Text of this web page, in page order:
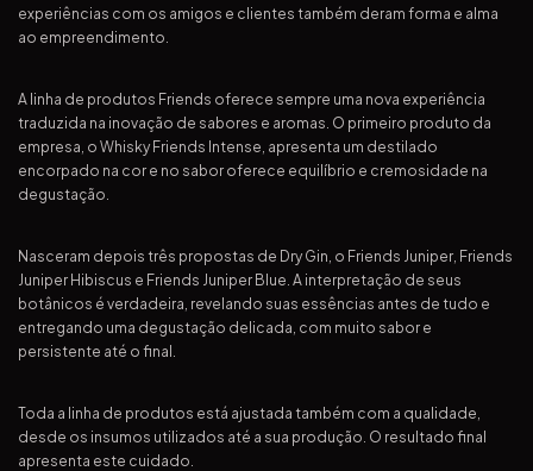
experiências com os amigos e clientes também deram forma e alma
ao empreendimento.
A linha de produtos Friends oferece sempre uma nova experiência
traduzida na inovação de sabores e aromas. O primeiro produto da
empresa, o Whisky Friends Intense, apresenta um destilado
encorpado na cor e no sabor oferece equilíbrio e cremosidade na
degustação.
Nasceram depois três propostas de Dry Gin, o Friends Juniper, Friends
Juniper Hibiscus e Friends Juniper Blue. A interpretação de seus
botânicos é verdadeira, revelando suas essências antes de tudo e
entregando uma degustação delicada, com muito sabor e
persistente até o final.
Toda a linha de produtos está ajustada também com a qualidade,
desde os insumos utilizados até a sua produção. O resultado final
apresenta este cuidado.